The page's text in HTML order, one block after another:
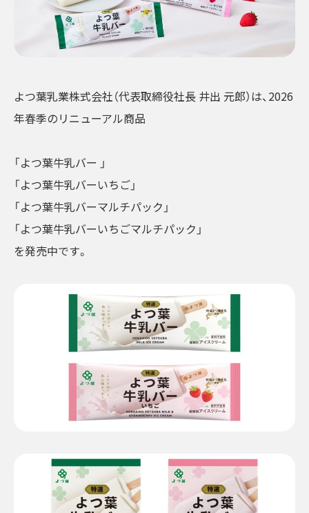
よつ葉乳業株式会社（代表取締役社長 井出 元郎）は、2026
年春季のリニューアル商品
「よつ葉牛乳バー 」
「よつ葉牛乳バーいちご」
「よつ葉牛乳バーマルチパック」
「よつ葉牛乳バーいちごマルチパック」
を発売中です。